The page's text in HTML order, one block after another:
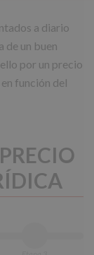
a diario
de un buen
por un precio
función del